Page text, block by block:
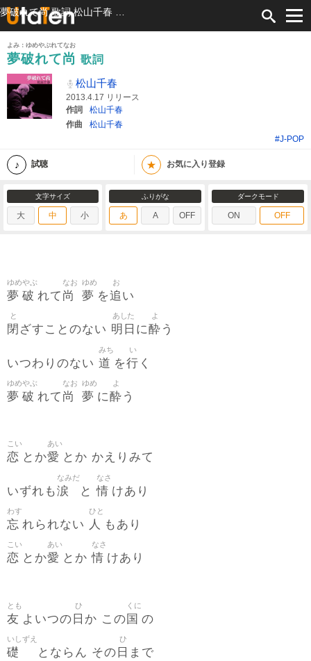
よみ：ゆめやぶれてなお
夢破れて尚 歌詞
松山千春
2013.4.17 リリース
作詞
松山千春
作曲
松山千春
#J-POP
試聴 ★ お気に入り登録
文字サイズ
大 中 小
ふりがな
あ A OFF
ダークモード
ON OFF
夢
ゆめ
破
やぶ
れて 尚
なお
夢
ゆめ
を追
お
い
閉
と
ざすことのない 明日
あした
に酔
よ
う
いつわりのない 道
みち
を行
い
く
夢
ゆめ
破
やぶ
れて 尚
なお
夢
ゆめ
に酔
よ
う
恋
こい
とか愛
あい
とか かえりみて
いずれも涙
なみだ
と情
なさ
けあり
忘
わす
れられない 人
ひと
もあり
恋
こい
とか愛
あい
とか情
なさ
けあり
友
とも
よいつの 日
ひ
か この国
くに
の
礎
いしずえ
とならん その 日
ひ
まで